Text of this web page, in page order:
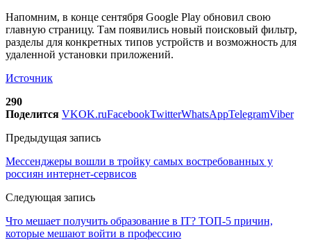
Напомним, в конце сентября Google Play обновил свою
главную страницу. Там появились новый поисковый фильтр,
разделы для конкретных типов устройств и возможность для
удаленной установки приложений.
Источник
290
Поделится VKOK.ruFacebookTwitterWhatsAppTelegramViber
Предыдущая запись
Мессенджеры вошли в тройку самых востребованных у
россиян интернет-сервисов
Следующая запись
Что мешает получить образование в IT? ТОП-5 причин,
которые мешают войти в профессию